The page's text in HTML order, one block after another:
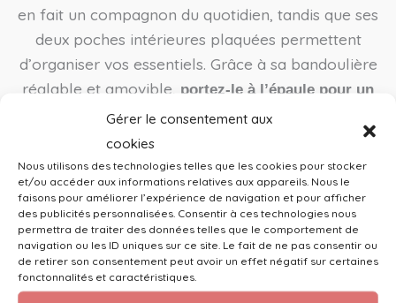
Gérer le consentement aux
cookies
Nous utilisons des technologies telles que les cookies pour stocker
et/ou accéder aux informations relatives aux appareils. Nous le
faisons pour améliorer l’expérience de navigation et pour afficher
des publicités personnalisées. Consentir à ces technologies nous
permettra de traiter des données telles que le comportement de
navigation ou les ID uniques sur ce site. Le fait de ne pas consentir ou
de retirer son consentement peut avoir un effet négatif sur certaines
fonctonnalités et caractéristiques.
en fait un compagnon du quotidien, tandis que ses
deux poches intérieures plaquées permettent
d’organiser vos essentiels. Grâce à sa bandoulière
réglable et amovible, portez-le à l’épaule pour un
look tendance ou transformez-le en pochette chic
en un clin d’œil. Et avec le sur-mesure, exprimez
pleinement votre style en personnalisant les
couleurs et les matières. Une pièce
incontournable pour briller en toute occasion !
Une entreprise Française & expérimentée